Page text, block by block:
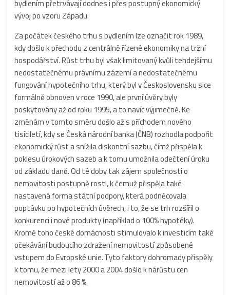
bydlením přetrvávají dodnes i přes postupný ekonomický
vývoj po vzoru Západu.
Za počátek českého trhu s bydlením lze označit rok 1989,
kdy došlo k přechodu z centrálně řízené ekonomiky na tržní
hospodářství. Růst trhu byl však limitovaný kvůli tehdejšímu
nedostatečnému právnímu zázemí a nedostatečnému
fungování hypotečního trhu, který byl v Československu sice
formálně obnoven v roce 1990, ale první úvěry byly
poskytovány až od roku 1995, a to navíc výjimečně. Ke
změnám v tomto směru došlo až s příchodem nového
tisíciletí, kdy se Česká národní banka (ČNB) rozhodla podpořit
ekonomický růst a snížila diskontní sazbu, čímž přispěla k
poklesu úrokových sazeb a k tomu umožnila odečtení úroku
od základu daně. Od té doby tak zájem společnosti o
nemovitosti postupně rostl, k čemuž přispěla také
nastavená forma státní podpory, která podněcovala
poptávku po hypotečních úvěrech, i to, že se trh rozšířil o
konkurenci i nové produkty (například o 100% hypotéky).
Kromě toho české domácnosti stimulovalo k investicím také
očekávání budoucího zdražení nemovitostí způsobené
vstupem do Evropské unie.Tyto faktory dohromady přispěly
k tomu, že mezi lety 2000 a 2004 došlo k nárůstu cen
nemovitostí až o 86 %.